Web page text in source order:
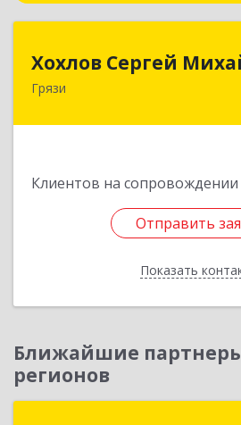
Хохлов Сергей
Грязи
Клиентов на сопровождении
Отправить
Показать
Хохлов
Отправить
Назад
Ближайшие
регионов